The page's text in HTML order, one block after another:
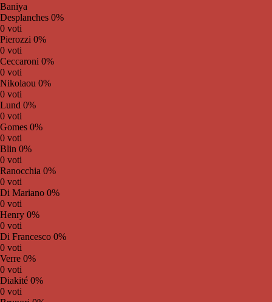
Baniya
Desplanches 0%
0 voti
Pierozzi 0%
0 voti
Ceccaroni 0%
0 voti
Nikolaou 0%
0 voti
Lund 0%
0 voti
Gomes 0%
0 voti
Blin 0%
0 voti
Ranocchia 0%
0 voti
Di Mariano 0%
0 voti
Henry 0%
0 voti
Di Francesco 0%
0 voti
Verre 0%
0 voti
Diakité 0%
0 voti